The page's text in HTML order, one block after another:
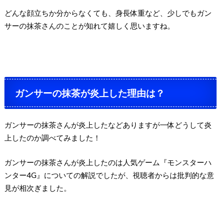
どんな顔立ちか分からなくても、身長体重など、少しでもガン
サーの抹茶さんのことが知れて嬉しく思いますね。
ガンサーの抹茶が炎上した理由は？
ガンサーの抹茶さんが炎上したなどありますが一体どうして炎
上したのか調べてみました！
ガンサーの抹茶さんが炎上したのは人気ゲーム『モンスターハ
ンター4G』についての解説でしたが、視聴者からは批判的な意
見が相次ぎました。